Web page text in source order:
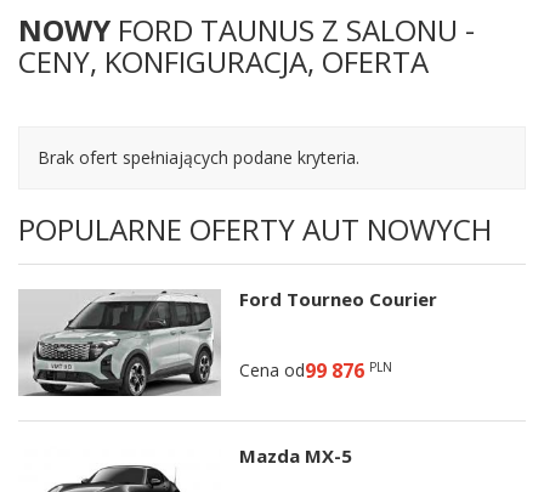
NOWY FORD TAUNUS Z SALONU -
CENY, KONFIGURACJA, OFERTA
Brak ofert spełniających podane kryteria.
POPULARNE OFERTY AUT NOWYCH
Ford Tourneo Courier
Cena od99 876 PLN
Mazda MX-5